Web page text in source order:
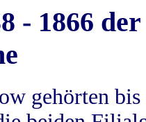
- 1866
gehörten